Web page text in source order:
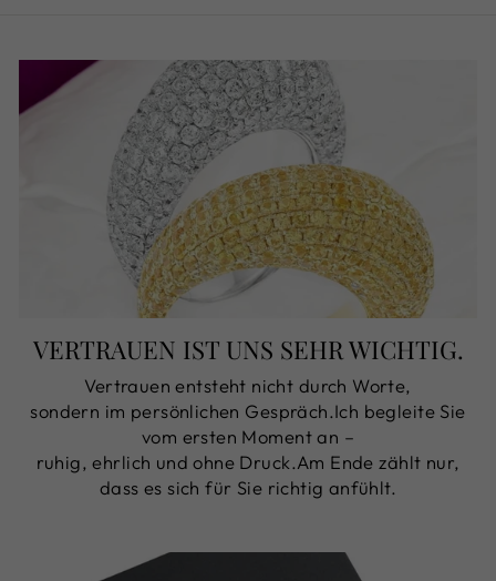
VERTRAUEN IST UNS SEHR WICHTIG.
Vertrauen entsteht nicht durch Worte,
sondern im persönlichen Gespräch.Ich begleite Sie
vom ersten Moment an –
ruhig, ehrlich und ohne Druck.Am Ende zählt nur,
dass es sich für Sie richtig anfühlt.